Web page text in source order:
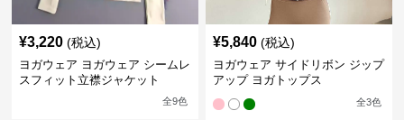
¥3,220 (税込)
ヨガウェア ヨガウェア シームレ
スフィット立襟ジャケット
全9色
¥5,840 (税込)
ヨガウェア サイドリボン ジップ
アップ ヨガトップス
全3色